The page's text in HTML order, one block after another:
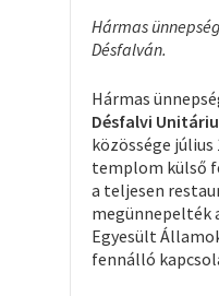
Hármas
Désfalván.
Hármas
Désfalvi
közössége
templom külső
a teljesen
megünnepelték
Egyesült
fennálló